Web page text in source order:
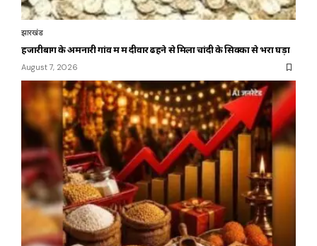
झारखंड
हजारीबाग के अमनारी गांव में में दीवार ढहने से मिला चांदी के सिक्कों से भरा घड़ा
August 7, 2026